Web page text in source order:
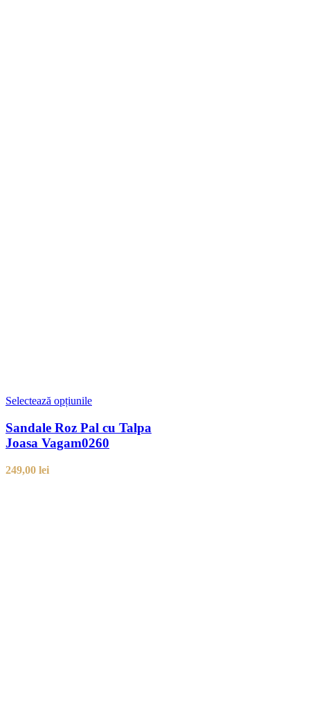
Selectează opțiunile
Sandale Roz Pal cu Talpa
Joasa Vagam0260
249,00 lei